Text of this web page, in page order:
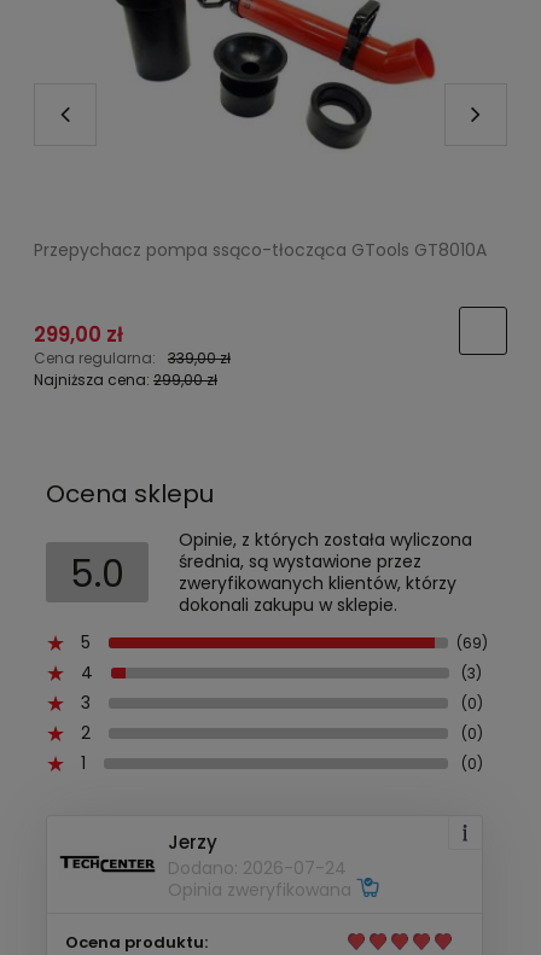
Przepychacz pompa ssąco-tłocząca GTools GT8010A
299,00 zł
Cena regularna:
339,00 zł
Najniższa cena: 299,00 zł
Ocena sklepu
5.0
Opinie, z których została wyliczona
średnia, są wystawione przez
zweryfikowanych klientów, którzy
dokonali zakupu w sklepie.
5
(69)
4 (3)
3 (0)
2 (0)
1 (0)
Jerzy
Dodano: 2026-07-24
Opinia zweryfikowana
Ocena produktu: